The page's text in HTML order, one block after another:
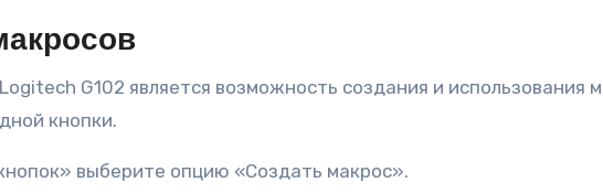
G102 является возможность создания и
кнопки.
выберите опцию «Создать макрос».